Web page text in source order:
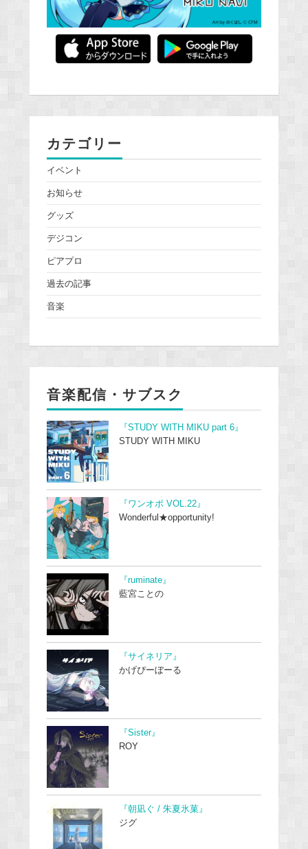
カテゴリー
イベント
お知らせ
グッズ
デジコン
ピアプロ
過去の記事
音楽
音楽配信・サブスク
『STUDY WITH MIKU part 6』
STUDY WITH MIKU
『ワンオポ VOL.22』
Wonderful★opportunity!
『ruminate』
藍宮ことの
『サイネリア』
かげぴーぼーる
『Sister』
ROY
『朝凪ぐ / 朱夏氷菓』
ジグ